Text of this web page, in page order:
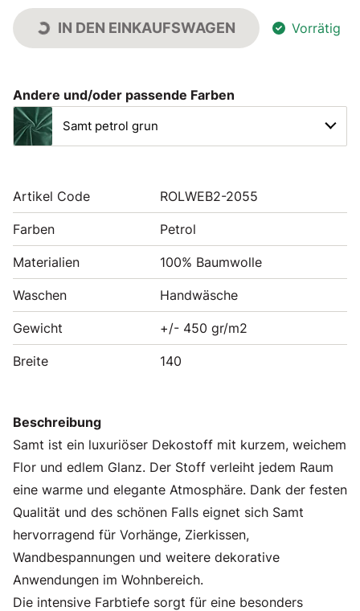
IN DEN EINKAUFSWAGEN Vorrätig
Andere und/oder passende Farben
Samt petrol grun
Artikel Code ROLWEB2-2055
Farben Petrol
Materialien 100% Baumwolle
Waschen Handwäsche
Gewicht +/- 450 gr/m2
Breite 140
Beschreibung
Samt ist ein luxuriöser Dekostoff mit kurzem, weichem
Flor und edlem Glanz. Der Stoff verleiht jedem Raum
eine warme und elegante Atmosphäre. Dank der festen
Qualität und des schönen Falls eignet sich Samt
hervorragend für Vorhänge, Zierkissen,
Wandbespannungen und weitere dekorative
Anwendungen im Wohnbereich.
Die intensive Farbtiefe sorgt für eine besonders